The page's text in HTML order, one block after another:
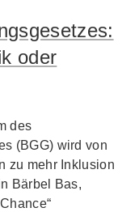
oder
des
(BGG) wird von
zu mehr Inklusion
Bärbel Bas,